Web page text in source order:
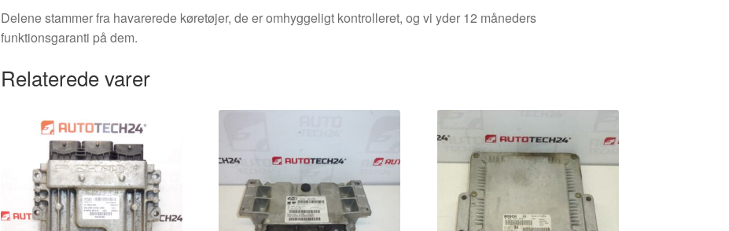
Delene stammer fra havarerede køretøjer, de er omhyggeligt kontrolleret, og vi yder 12 måneders
funktionsgaranti på dem.
Relaterede varer